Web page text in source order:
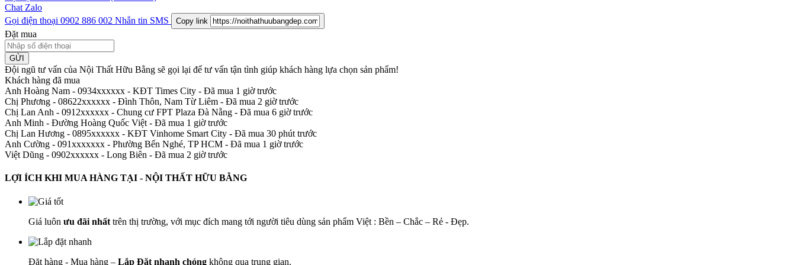
Chat Zalo
Gọi điện thoại 0902 886 002 Nhắn tin SMS Copy link
Đặt mua
GỬI
Đội ngũ tư vấn của Nội Thất Hữu Bằng sẽ gọi lại để tư vấn tận tình giúp khách hàng lựa chọn sản phẩm!
Khách hàng đã mua
Anh Hoàng Nam - 0934xxxxxx - KĐT Times City - Đã mua 1 giờ trước
Chị Phương - 08622xxxxxx - Đình Thôn, Nam Từ Liêm - Đã mua 2 giờ trước
Chị Lan Anh - 0912xxxxxx - Chung cư FPT Plaza Đà Nẵng - Đã mua 6 giờ trước
Anh Minh - Đường Hoàng Quốc Việt - Đã mua 1 giờ trước
Chị Lan Hương - 0895xxxxxx - KĐT Vinhome Smart City - Đã mua 30 phút trước
Anh Cường - 091xxxxxxx - Phường Bến Nghé, TP HCM - Đã mua 1 giờ trước
Việt Dũng - 0902xxxxxx - Long Biên - Đã mua 2 giờ trước
LỢI ÍCH KHI MUA HÀNG TẠI - NỘI THẤT HỮU BẰNG
Giá luôn ưu đãi nhất trên thị trường, với mục đích mang tới người tiêu dùng sản phẩm Việt : Bền – Chắc – Rẻ - Đẹp.
Đặt hàng - Mua hàng – Lắp Đặt nhanh chóng không qua trung gian.